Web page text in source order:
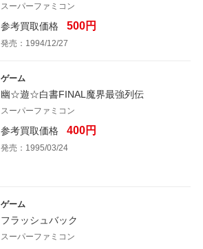
スーパーファミコン
参考買取価格 500円
発売：1994/12/27
ゲーム
幽☆遊☆白書FINAL魔界最強列伝
スーパーファミコン
参考買取価格 400円
発売：1995/03/24
ゲーム
フラッシュバック
スーパーファミコン